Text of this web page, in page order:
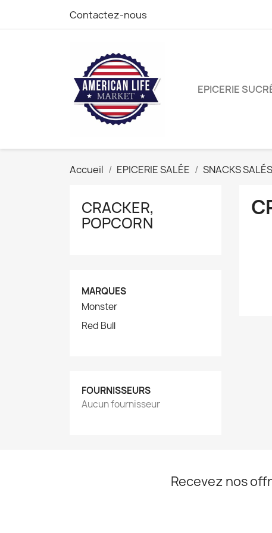
Contactez-nous
EPICERIE
Accueil EPICERIE SALÉE SNACKS SALÉS
CRACKER,
POPCORN
MARQUES
Monster
Red Bull
FOURNISSEURS
Aucun fournisseur
Recevez nos